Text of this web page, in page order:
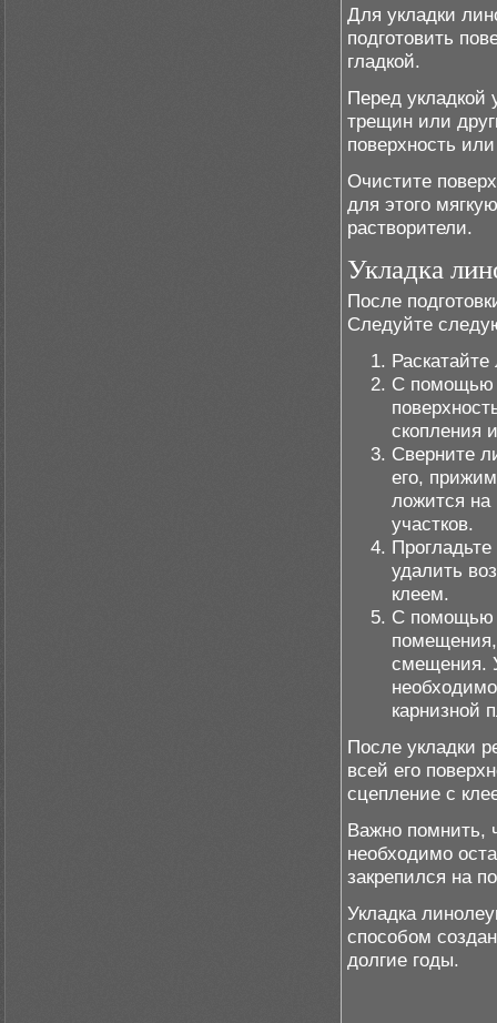
Для укладки
подготовить
гладкой.
Перед укладкой
трещин или
поверхность
Очистите
для этого
растворители.
Укладка
После
Следуйте
С помощью
скопления
Сверните
его,
ложится на
участков.
удалить
клеем.
С помощью
смещения.
карнизной
После укладки
всей его
сцепление с
Важно помнить,
необходимо
закрепился на
Укладка
способом
долгие годы.